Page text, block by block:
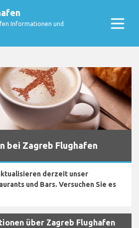
Informationen und
bei Zagreb Flughafen
derzeit unser
und Bars. Versuchen Sie es
über Zagreb Flughafen